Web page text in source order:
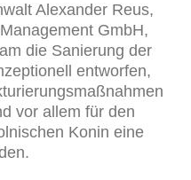
Alexander Reus,
GmbH,
die Sanierung der
entworfen,
vor allem für den
Konin eine